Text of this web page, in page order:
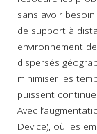
sans avoir
de support à
environnement
dispersés
minimiser les
puissent
Avec
Device), où les